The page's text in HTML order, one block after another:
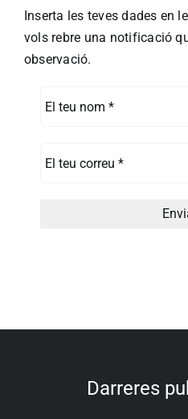
Inserta les teves dades en
vols rebre una notificació
observació.
Darreres